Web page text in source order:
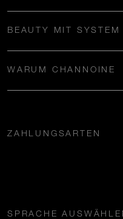
BEAUTY MIT SYSTEM
WARUM CHANNOINE
ZAHLUNGSARTEN
SPRACHE